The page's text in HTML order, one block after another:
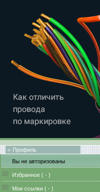
Профиль
Вы не авторизованы
Избранное ( - )
Мои ссылки ( - )